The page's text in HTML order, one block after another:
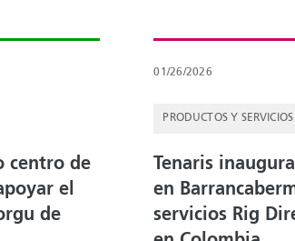
centro de
el
de
01/26/2026
PRODUCTOS Y SERVICIOS
Tenaris
en
servicios Rig